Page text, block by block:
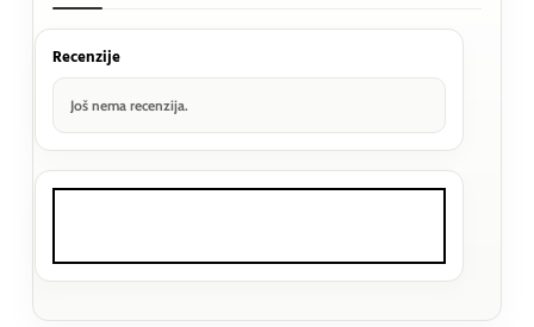
Recenzije
Još nema recenzija.